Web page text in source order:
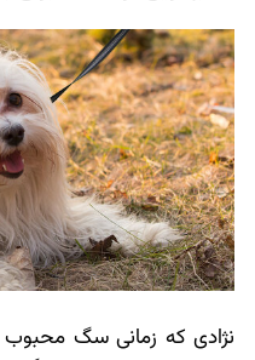
نژادی که زمانی سگ محبوب